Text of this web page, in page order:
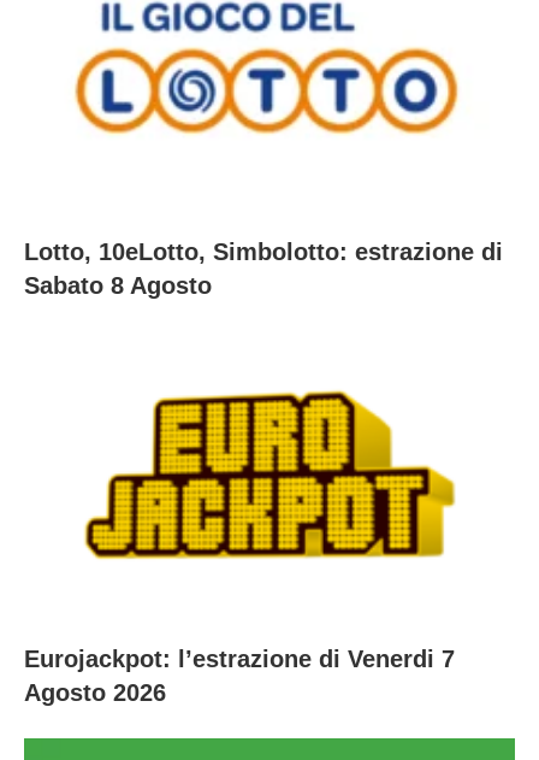
Lotto, 10eLotto, Simbolotto: estrazione di
Sabato 8 Agosto
Eurojackpot: l’estrazione di Venerdi 7
Agosto 2026